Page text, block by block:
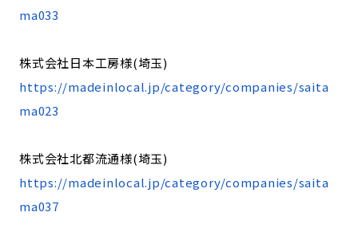
ma033
株式会社日本工房様(埼玉)
https://madeinlocal.jp/category/companies/saita
ma023
株式会社北都流通様(埼玉)
https://madeinlocal.jp/category/companies/saita
ma037